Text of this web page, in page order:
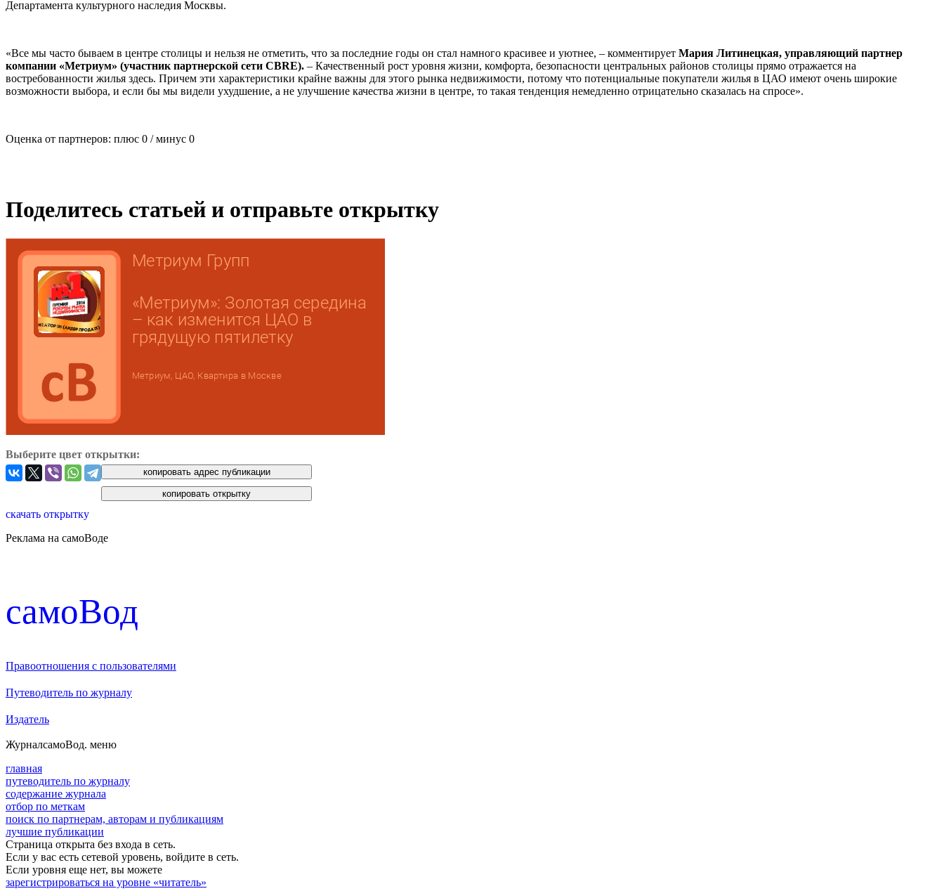
Департамента культурного наследия Москвы.
«Все мы часто бываем в центре столицы и нельзя не отметить, что за последние годы он стал намного красивее и уютнее, – комментирует Мария Литинецкая, управляющий партнер
компании «Метриум» (участник партнерской сети CBRE). – Качественный рост уровня жизни, комфорта, безопасности центральных районов столицы прямо отражается на
востребованности жилья здесь. Причем эти характеристики крайне важны для этого рынка недвижимости, потому что потенциальные покупатели жилья в ЦАО имеют очень широкие
возможности выбора, и если бы мы видели ухудшение, а не улучшение качества жизни в центре, то такая тенденция немедленно отрицательно сказалась на спросе».
Оценка от партнеров: плюс 0 / минус 0
Поделитесь статьей и отправьте открытку
Выберите цвет открытки:
скачать открытку
Реклама на самоВоде
cамоВод
Правоотношения с пользователями
Путеводитель по журналу
Издатель
ЖурналсамоВод. меню
главная
путеводитель по журналу
содержание журнала
отбор по меткам
поиск по партнерам, авторам и публикациям
лучшие публикации
Страница открыта без входа в сеть.
Если у вас есть сетевой уровень, войдите в сеть.
Если уровня еще нет, вы можете
зарегистрироваться на уровне «читатель»